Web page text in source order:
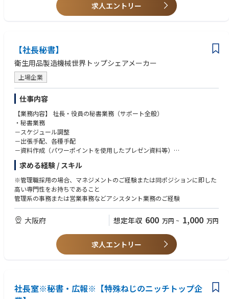
求人エントリー
【社長秘書】
衛生用品製造機械世界トップシェアメーカー
上場企業
仕事内容
【業務内容】 社長・役員の秘書業務（サポート全般）
・秘書業務
－スケジュール調整
－出張手配、各種手配
－資料作成（パワーポイントを使用したプレゼン資料等）
－各種請求書処理等
・対顧客応対（含む海外顧客）
※将来的に、広報・IR業務・経営企画業務のサポートまで経験幅を広げて
頂くことも可能です。
求める経験 / スキル
※管理職採用の場合、マネジメントのご経験または同ポジションに即した
高い専門性をお持ちであること
管理系の事務または営業事務などアシスタント業務のご経験
大阪府 想定年収 600 万円 ~ 1,000 万円
求人エントリー
社長室※秘書・広報※【特殊ねじのニッチトップ企